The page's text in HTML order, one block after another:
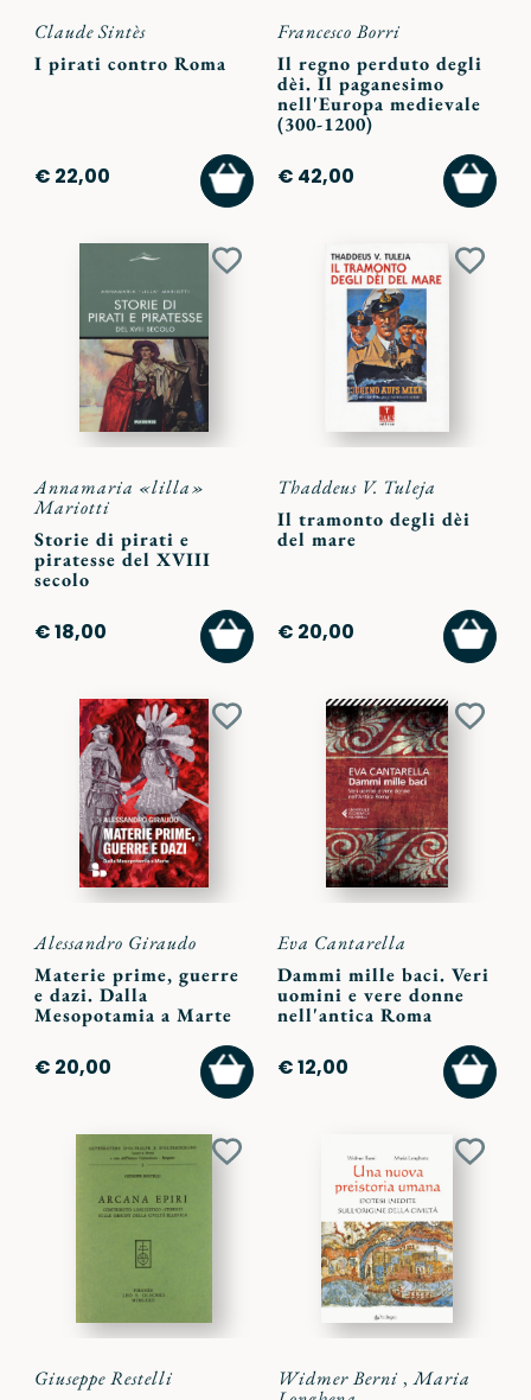
Claude Sintès
I pirati contro Roma
€ 22,00
AGGIUNGI
AL
CARRELLO
Francesco Borri
Il regno perduto degli
dèi. Il paganesimo
nell'Europa medievale
(300-1200)
€ 42,00
AL
Aggiungi
Annamaria «lilla»
Mariotti
Storie di pirati e
piratesse del XVIII
secolo
€ 18,00
AGGIUNGI
AL
CARRELLO
Thaddeus V. Tuleja
Il tramonto degli dèi
del mare
€ 20,00
AL
Aggiungi
Alessandro Giraudo
Materie prime, guerre
e dazi. Dalla
Mesopotamia a Marte
€ 20,00
AGGIUNGI
AL
CARRELLO
Eva Cantarella
Dammi mille baci. Veri
uomini e vere donne
nell'antica Roma
€ 12,00
AL
Aggiungi
Giuseppe Restelli
Widmer Berni ,Maria